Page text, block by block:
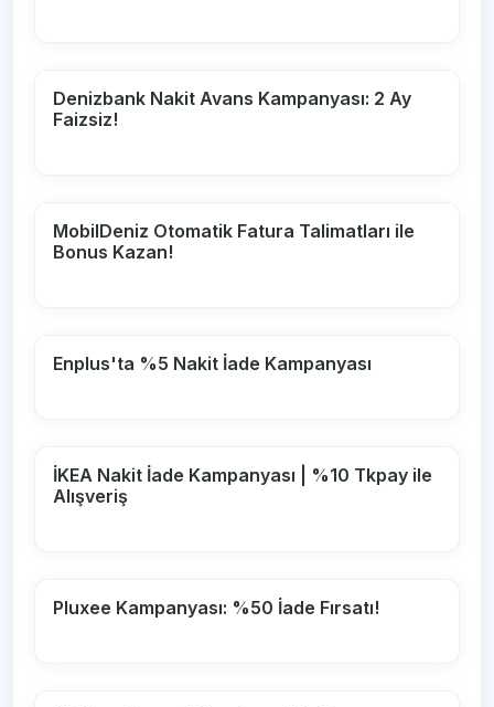
Denizbank Nakit Avans Kampanyası: 2 Ay
Faizsiz!
MobilDeniz Otomatik Fatura Talimatları ile
Bonus Kazan!
Enplus'ta %5 Nakit İade Kampanyası
İKEA Nakit İade Kampanyası | %10 Tkpay ile
Alışveriş
Pluxee Kampanyası: %50 İade Fırsatı!